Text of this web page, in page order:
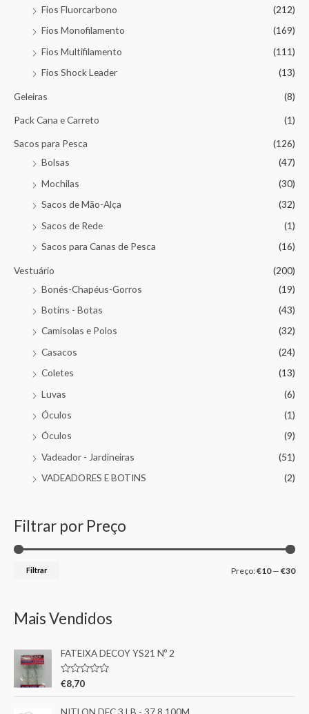
Fios Fluorcarbono
(212)
Fios Monofilamento
(169)
Fios Multifilamento
(111)
Fios Shock Leader
(13)
Geleiras (8)
Pack Cana e Carreto (1)
Sacos para Pesca
(126)
Bolsas
(47)
Mochilas
(30)
Sacos de Mão-Alça
(32)
Sacos de Rede
(1)
Sacos para Canas de Pesca
(16)
Vestuário
(200)
Bonés-Chapéus-Gorros
(19)
Botins - Botas
(43)
Camisolas e Polos
(32)
Casacos
(24)
Coletes
(13)
Luvas
(6)
Óculos
(1)
Óculos
(9)
Vadeador - Jardineiras
(51)
VADEADORES E BOTINS
(2)
Filtrar por Preço
Filtrar Preço:€10— €30
Mais Vendidos
FATEIXA DECOY YS21 Nº 2
A
l
€8,70
NITLON DFC 3 LB - 37.8 100M